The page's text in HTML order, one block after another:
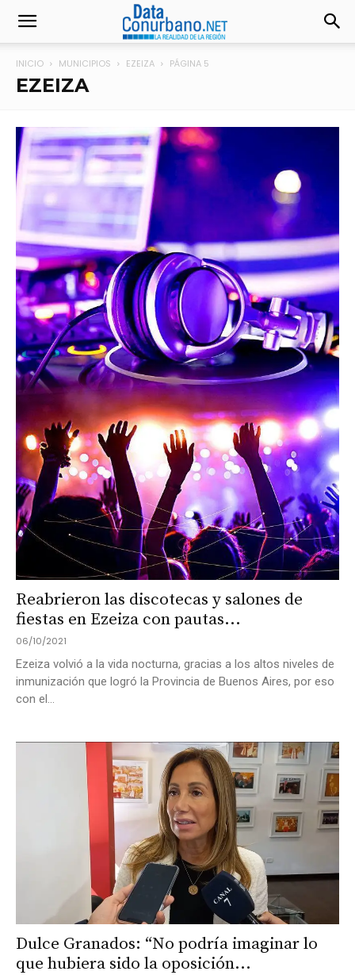
INICIO MUNICIPIOS EZEIZA PÁGINA 5
EZEIZA
Reabrieron las discotecas y salones de
fiestas en Ezeiza con pautas...
06/10/2021
Ezeiza volvió a la vida nocturna, gracias a los altos niveles de
inmunización que logró la Provincia de Buenos Aires, por eso
con el...
Dulce Granados: “No podría imaginar lo
que hubiera sido la oposición...